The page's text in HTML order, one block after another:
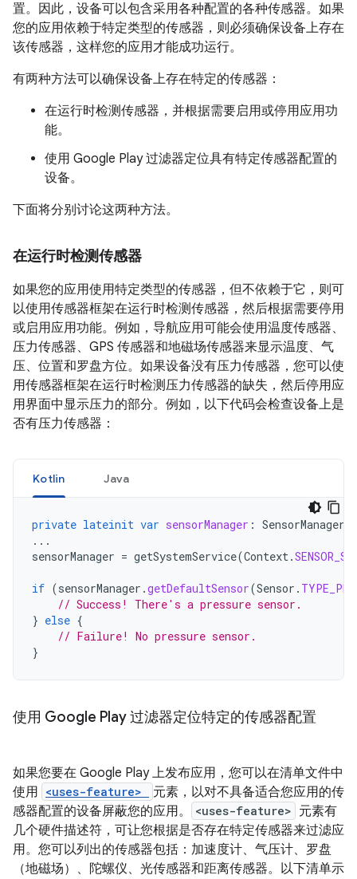
置。因此，设备可以包含采用各种配置的各种传感器。如果
您的应用依赖于特定类型的传感器，则必须确保设备上存在
该传感器，这样您的应用才能成功运行。
有两种方法可以确保设备上存在特定的传感器：
在运行时检测传感器，并根据需要启用或停用应用功
能。
使用 Google Play 过滤器定位具有特定传感器配置的
设备。
下面将分别讨论这两种方法。
在运行时检测传感器
如果您的应用使用特定类型的传感器，但不依赖于它，则可
以使用传感器框架在运行时检测传感器，然后根据需要停用
或启用应用功能。例如，导航应用可能会使用温度传感器、
压力传感器、GPS 传感器和地磁场传感器来显示温度、气
压、位置和罗盘方位。如果设备没有压力传感器，您可以使
用传感器框架在运行时检测压力传感器的缺失，然后停用应
用界面中显示压力的部分。例如，以下代码会检查设备上是
否有压力传感器：
Kotlin Java
private lateinit var sensorManager : SensorManager
...
sensorManager = getSystemService(Context.
if (sensorManager .getDefaultSensor(Sensor .
// Success! There's a pressure sensor.
} else {
// Failure! No pressure sensor.
}
使用 Google Play 过滤器定位特定的传感器配置
如果您要在 Google Play 上发布应用，您可以在清单文件中
使用 <uses-feature>
元素，以对不具备适合您应用的传
感器配置的设备屏蔽您的应用。
<uses-feature> 元素有
几个硬件描述符，可让您根据是否存在特定传感器来过滤应
用。您可以列出的传感器包括：加速度计、气压计、罗盘
（地磁场）、陀螺仪、光传感器和距离传感器。以下清单示